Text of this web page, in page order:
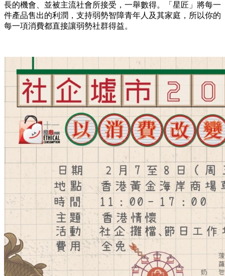
長的機會、並被主流社會所接受，一舉數得。「星匠」將每一
件產品售出的利潤，支持弱勢智障青年人及其家庭，所以你的
每一項消費都直接讓弱勢社群得益。